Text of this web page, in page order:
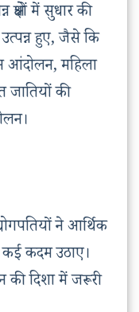
में सुधार की
हुए, जैसे कि
आंदोलन, महिला
की
ने आर्थिक
कदम उठाए।
की दिशा में जरूरी